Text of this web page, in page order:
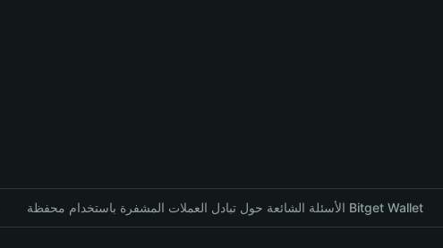
الأسئلة الشائعة حول تبادل العملات المشفرة باستخدام محفظة Bitget Wallet